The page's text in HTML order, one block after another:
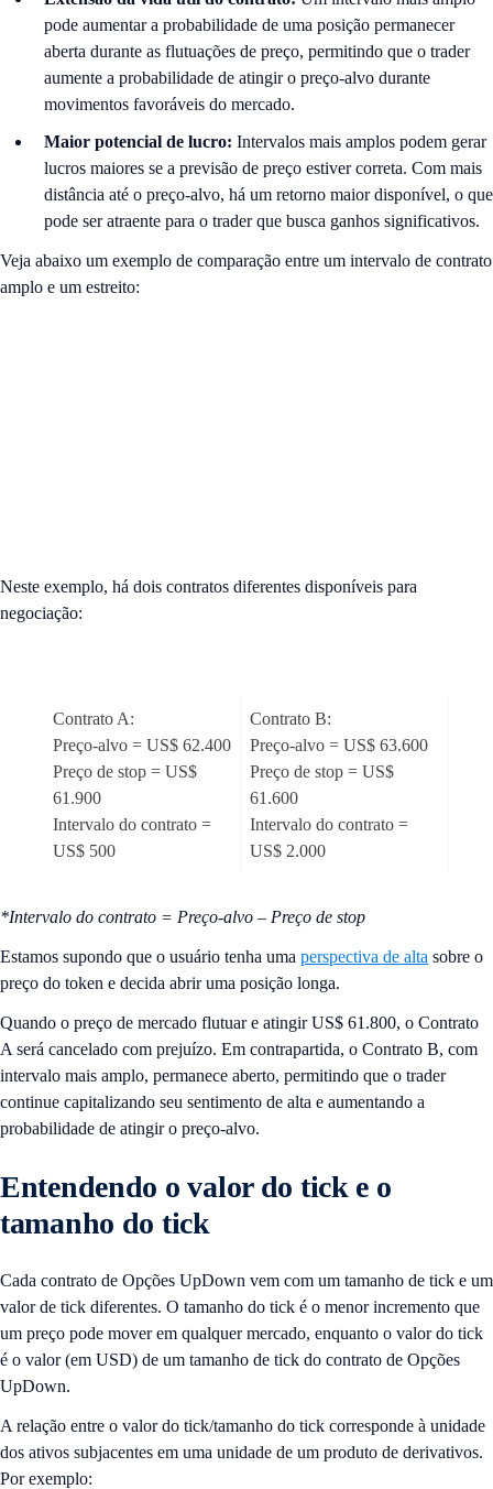
pode aumentar a probabilidade de uma posição permanecer
aberta durante as flutuações de preço, permitindo que o trader
aumente a probabilidade de atingir o preço-alvo durante
movimentos favoráveis do mercado.
Maior potencial de lucro: Intervalos mais amplos podem gerar
lucros maiores se a previsão de preço estiver correta. Com mais
distância até o preço-alvo, há um retorno maior disponível, o que
pode ser atraente para o trader que busca ganhos significativos.
Veja abaixo um exemplo de comparação entre um intervalo de contrato
amplo e um estreito:
Neste exemplo, há dois contratos diferentes disponíveis para
negociação:
Contrato A:
Preço-alvo = US$ 62.400
Preço de stop = US$
61.900
Intervalo do contrato =
US$ 500
Contrato B:
Preço-alvo = US$ 63.600
Preço de stop = US$
61.600
Intervalo do contrato =
US$ 2.000
*Intervalo do contrato = Preço-alvo – Preço de stop
Estamos supondo que o usuário tenha uma perspectiva de alta sobre o
preço do token e decida abrir uma posição longa.
Quando o preço de mercado flutuar e atingir US$ 61.800, o Contrato
A será cancelado com prejuízo. Em contrapartida, o Contrato B, com
intervalo mais amplo, permanece aberto, permitindo que o trader
continue capitalizando seu sentimento de alta e aumentando a
probabilidade de atingir o preço-alvo.
Entendendo o valor do tick e o
tamanho do tick
Cada contrato de Opções UpDown vem com um tamanho de tick e um
valor de tick diferentes. O tamanho do tick é o menor incremento que
um preço pode mover em qualquer mercado, enquanto o valor do tick
é o valor (em USD) de um tamanho de tick do contrato de Opções
UpDown.
A relação entre o valor do tick/tamanho do tick corresponde à unidade
dos ativos subjacentes em uma unidade de um produto de derivativos.
Por exemplo: